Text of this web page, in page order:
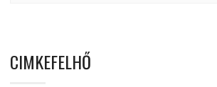
CIMKEFELHŐ